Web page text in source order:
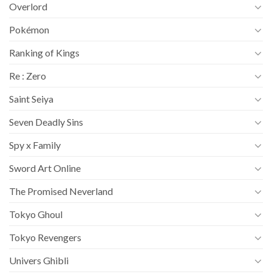
Overlord
Pokémon
Ranking of Kings
Re : Zero
Saint Seiya
Seven Deadly Sins
Spy x Family
Sword Art Online
The Promised Neverland
Tokyo Ghoul
Tokyo Revengers
Univers Ghibli